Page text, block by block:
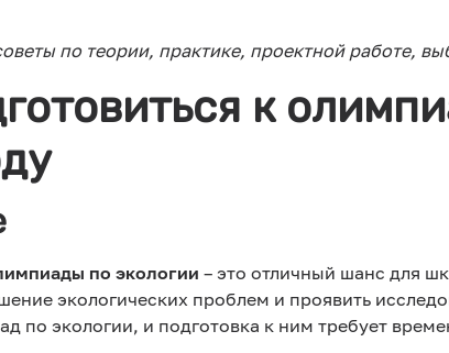
по теории, практике, проектной работе,
к
по экологии – это отличный шанс для
экологических проблем и проявить
по экологии, и подготовка к ним требует